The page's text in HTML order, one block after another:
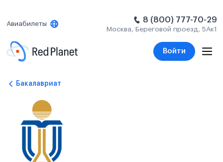
Авиабилеты 8 (800) 777-70-29
Москва, Береговой проезд, 5Ак1
Войти
Бакалавриат